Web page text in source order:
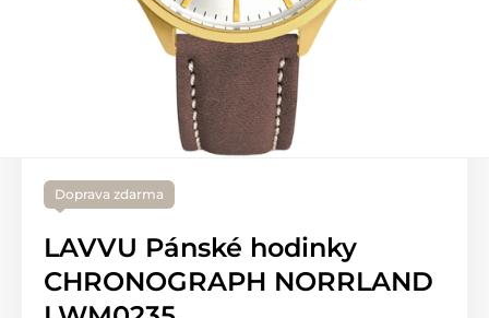
Doprava zdarma
LAVVU Pánské hodinky
CHRONOGRAPH NORRLAND